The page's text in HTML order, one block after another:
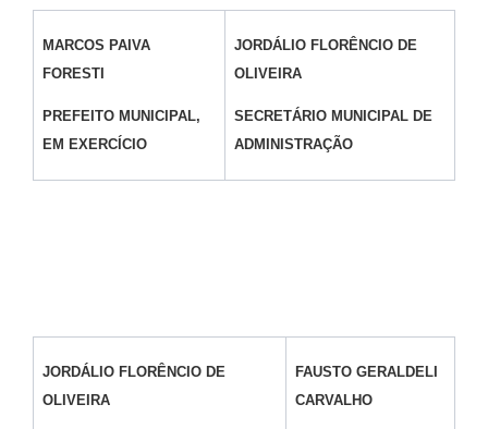
MARCOS PAIVA
FORESTI
PREFEITO MUNICIPAL,
EM EXERCÍCIO
JORDÁLIO FLORÊNCIO DE
OLIVEIRA
SECRETÁRIO MUNICIPAL DE
ADMINISTRAÇÃO
JORDÁLIO FLORÊNCIO DE
OLIVEIRA
FAUSTO GERALDELI
CARVALHO